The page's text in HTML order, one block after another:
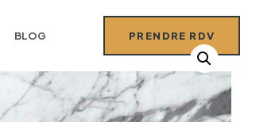
BLOG PRENDRE RDV